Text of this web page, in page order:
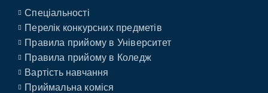
Спеціальності
Перелік конкурсних предметів
Правила прийому в Університет
Правила прийому в Коледж
Вартість навчання
Приймальна коміся